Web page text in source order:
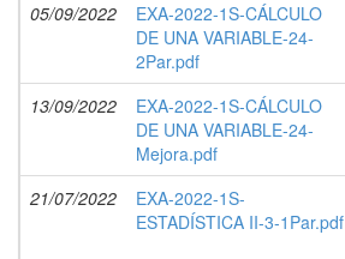
05/09/2022
EXA-2022-1S-CÁLCULO
DE UNA VARIABLE-24-
2Par.pdf
13/09/2022
EXA-2022-1S-CÁLCULO
DE UNA VARIABLE-24-
Mejora.pdf
21/07/2022
EXA-2022-1S-
ESTADÍSTICA II-3-1Par.pdf